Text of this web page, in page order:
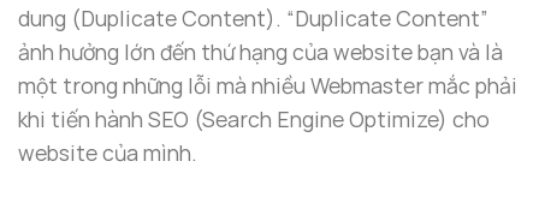
dung (Duplicate Content). “Duplicate Content”
ảnh hưởng lớn đến thứ hạng của website bạn và là
một trong những lỗi mà nhiều Webmaster mắc phải
khi tiến hành SEO (Search Engine Optimize) cho
website của mình.